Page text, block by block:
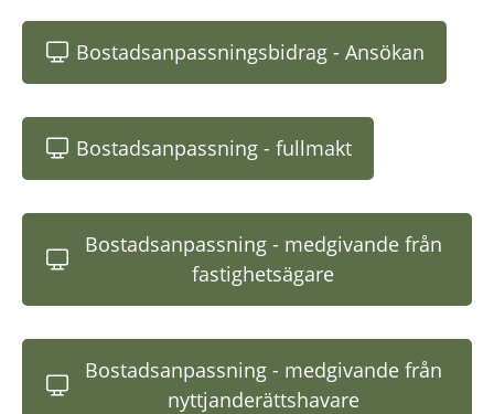
Bostadsanpassningsbidrag - Ansökan
(länk till annan webbplats)
Bostadsanpassning - fullmakt
(länk till annan webbplats)
Bostadsanpassning - medgivande från
fastighetsägare
(länk till annan webbplats)
Bostadsanpassning - medgivande från
nyttjanderättshavare
(länk till annan webbplats)